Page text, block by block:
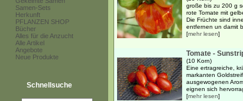
Samen-Sets
Herkunft
PFLANZEN SHOP
Bücher
Alles für die Anzucht
Alle Artikel
Angebote
Neue Produkte
Schnellsuche
große bis zu 200 g
rote Tomate mit
Die Früchte sind
entfernen un damit
[mehr lesen]
Tomate -
(10 Korn)
Eine ertragreiche,
markanten
ausgewogenen
eignen sich
[mehr lesen]